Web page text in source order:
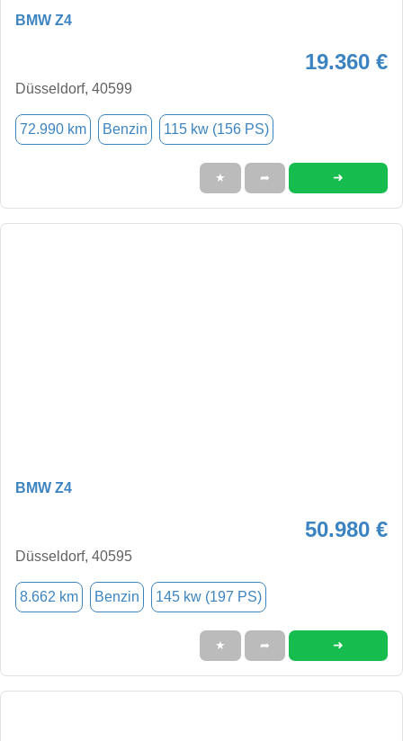
BMW Z4
19.360 €
Düsseldorf, 40599
72.990 km Benzin 115 kw (156 PS)
★ ➦ ➜
BMW Z4
50.980 €
Düsseldorf, 40595
8.662 km Benzin 145 kw (197 PS)
★ ➦ ➜